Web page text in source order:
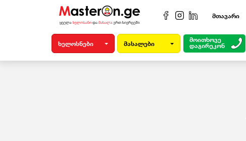
მთავარი
ხელოსნები მასალები
მოითხოვე
დაგირეკონ